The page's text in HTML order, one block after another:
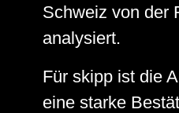
Schweiz von der
analysiert.
Für skipp ist die
eine starke